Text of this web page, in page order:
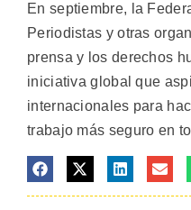
En septiembre, la
Periodistas y otras
prensa y los derechos
iniciativa global que
internacionales para
trabajo más seguro en